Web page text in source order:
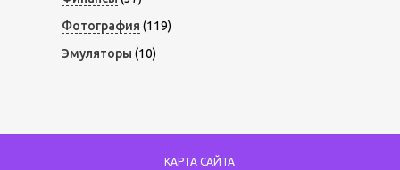
Фотография (119)
Эмуляторы (10)
КАРТА САЙТА